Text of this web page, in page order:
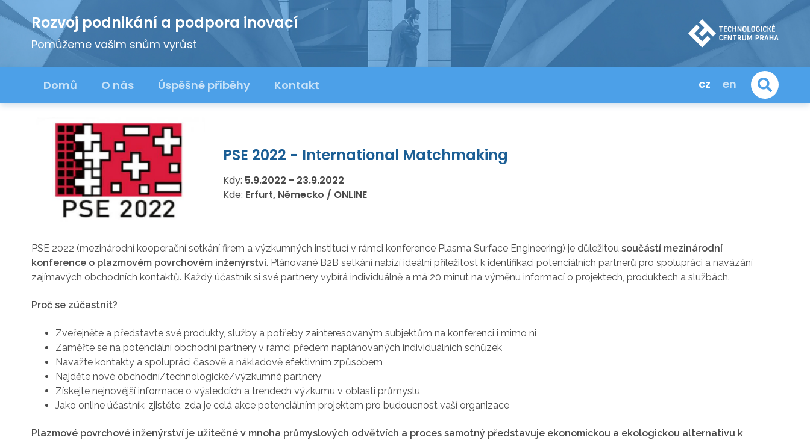
Rozvoj podnikání a podpora inovací
Pomůžeme vašim snům vyrůst
Domů O nás Úspěšné příběhy Kontakt cz en
PSE 2022 - International Matchmaking
Kdy: 5.9.2022 - 23.9.2022
Kde: Erfurt, Německo / ONLINE
PSE 2022 (mezinárodní kooperační setkání firem a výzkumných institucí v rámci konference Plasma Surface Engineering) je důležitou součástí mezinárodní
konference o plazmovém povrchovém inženýrství. Plánované B2B setkání nabízí ideální příležitost k identifikaci potenciálních partnerů pro spolupráci a navázání
zajímavých obchodních kontaktů. Každý účastník si své partnery vybírá individuálně a má 20 minut na výměnu informací o projektech, produktech a službách.
Proč se zúčastnit?
Zveřejněte a představte své produkty, služby a potřeby zainteresovaným subjektům na konferenci i mimo ni
Zaměřte se na potenciální obchodní partnery v rámci předem naplánovaných individuálních schůzek
Navažte kontakty a spolupráci časově a nákladově efektivním způsobem
Najděte nové obchodní/technologické/výzkumné partnery
Získejte nejnovější informace o výsledcích a trendech výzkumu v oblasti průmyslu
Jako online účastník: zjistěte, zda je celá akce potenciálním projektem pro budoucnost vaší organizace
Plazmové povrchové inženýrství je užitečné v mnoha průmyslových odvětvích a proces samotný představuje ekonomickou a ekologickou alternativu k